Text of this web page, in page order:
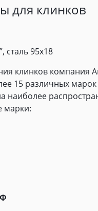
для клинков
сталь 95х18
клинков компания
15 различных марок
наиболее
марки: